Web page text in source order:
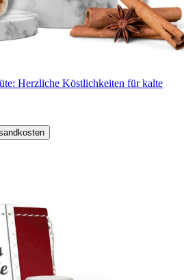
Herzliche Köstlichkeiten für kalte